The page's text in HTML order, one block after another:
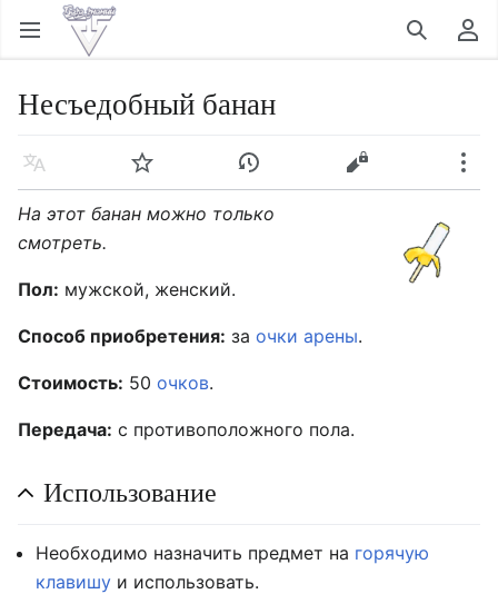
Открыть главное меню Найти Пользовательское меню
Несъедобный банан
Язык Следить История Править
Ещё
На этот банан можно только
смотреть.
Пол: мужской, женский.
Способ приобретения: за очки арены.
Стоимость: 50 очков.
Передача: с противоположного пола.
Использование
Необходимо назначить предмет на горячую
клавишу и использовать.